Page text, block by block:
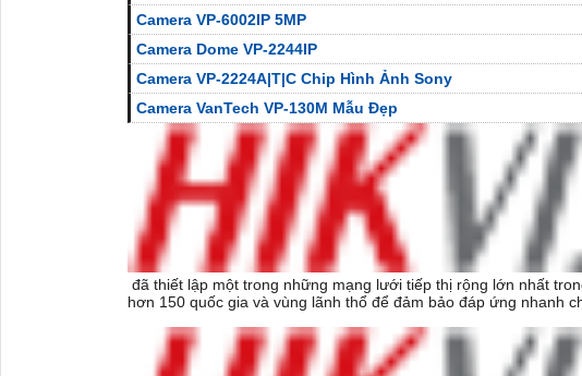
Camera VP-6002IP 5MP
Camera Dome VP-2244IP
Camera VP-2224A|T|C Chip Hình Ảnh Sony
Camera VanTech VP-130M Mẫu Đẹp
đã thiết lập một trong những mạng lưới tiếp thị rộng lớn nhất
hơn 150 quốc gia và vùng lãnh thổ để đảm bảo đáp ứng nhanh